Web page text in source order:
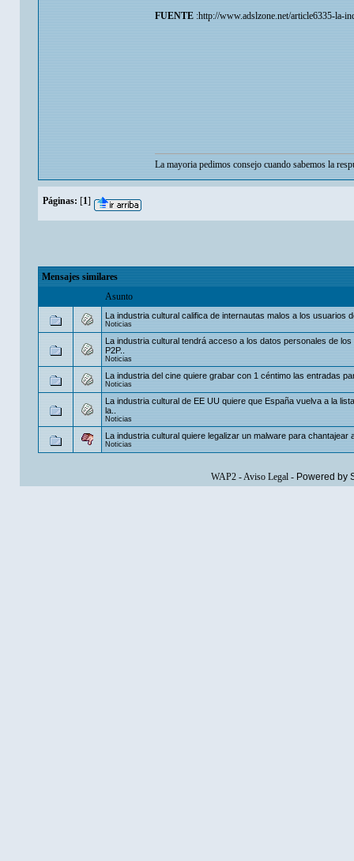
FUENTE:http://www.adslzone.net/article6335-la-
La mayoria pedimos consejo cuando sabemos la
Páginas: [1]
Mensajes similares
Asunto
La industria cultural califica de internautas malos a los usuarios
Noticias
La industria cultural tendrá acceso a los datos personales de los
P2P..
Noticias
La industria del cine quiere grabar con 1 céntimo las entradas
Noticias
La industria cultural de EE UU quiere que España vuelva a la
la..
Noticias
La industria cultural quiere legalizar un malware para chantajear
Noticias
WAP2-Aviso Legal- Powered by